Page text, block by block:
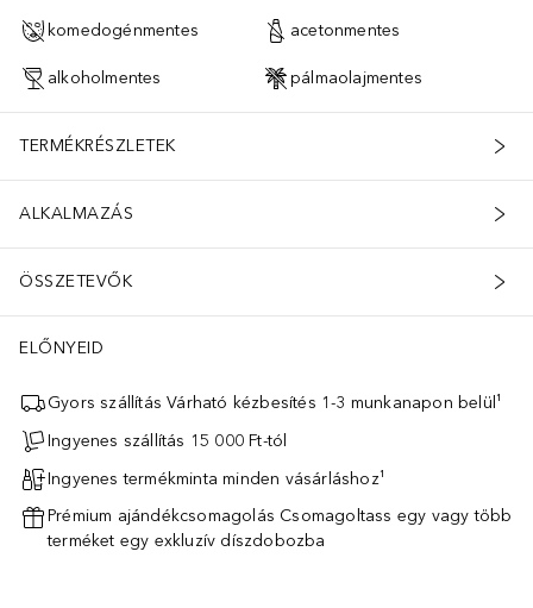
komedogénmentes acetonmentes
alkoholmentes pálmaolajmentes
TERMÉKRÉSZLETEK
ALKALMAZÁS
ÖSSZETEVŐK
ELŐNYEID
Gyors szállítás Várható kézbesítés 1-3 munkanapon belül¹
Ingyenes szállítás 15 000 Ft-tól
Ingyenes termékminta minden vásárláshoz¹
Prémium ajándékcsomagolás Csomagoltass egy vagy több
terméket egy exkluzív díszdobozba